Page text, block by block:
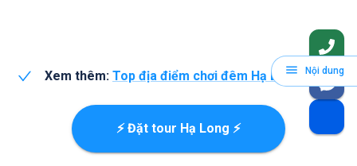
Xem thêm: Top địa điểm chơi đêm Hạ Long
⚡ Đặt tour Hạ Long ⚡
Nội dung